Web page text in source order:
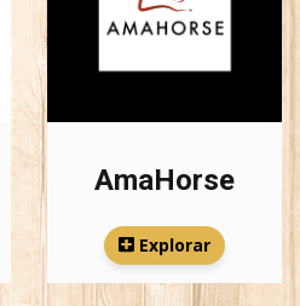
AmaHorse
Explorar